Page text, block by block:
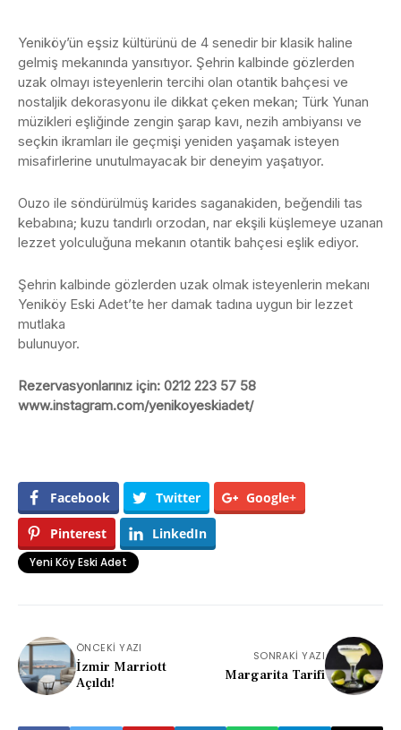
Yeniköy’ün eşsiz kültürünü de 4 senedir bir klasik haline
gelmiş mekanında yansıtıyor. Şehrin kalbinde gözlerden
uzak olmayı isteyenlerin tercihi olan otantik bahçesi ve
nostaljik dekorasyonu ile dikkat çeken mekan; Türk Yunan
müzikleri eşliğinde zengin şarap kavı, nezih ambiyansı ve
seçkin ikramları ile geçmişi yeniden yaşamak isteyen
misafirlerine unutulmayacak bir deneyim yaşatıyor.
Ouzo ile söndürülmüş karides saganakiden, beğendili tas
kebabına; kuzu tandırlı orzodan, nar ekşili küşlemeye uzanan
lezzet yolculuğuna mekanın otantik bahçesi eşlik ediyor.
Şehrin kalbinde gözlerden uzak olmak isteyenlerin mekanı
Yeniköy Eski Adet’te her damak tadına uygun bir lezzet
mutlaka
bulunuyor.
Rezervasyonlarınız için: 0212 223 57 58
www.instagram.com/yenikoyeskiadet/
Facebook Twitter Google+
Pinterest LinkedIn
Yeni Köy Eski Adet
ÖNCEKI YAZI
İzmir Marriott
Açıldı!
SONRAKI YAZI
Margarita Tarifi